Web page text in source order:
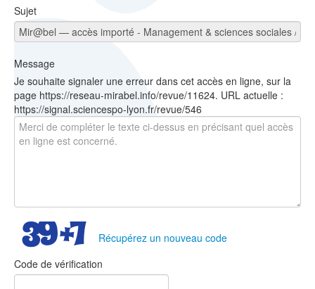
Sujet
Message
Je souhaite signaler une erreur dans cet accès en ligne, sur la
page https://reseau-mirabel.info/revue/11624. URL actuelle :
https://signal.sciencespo-lyon.fr/revue/546
Récupérez un nouveau code
Code de vérification